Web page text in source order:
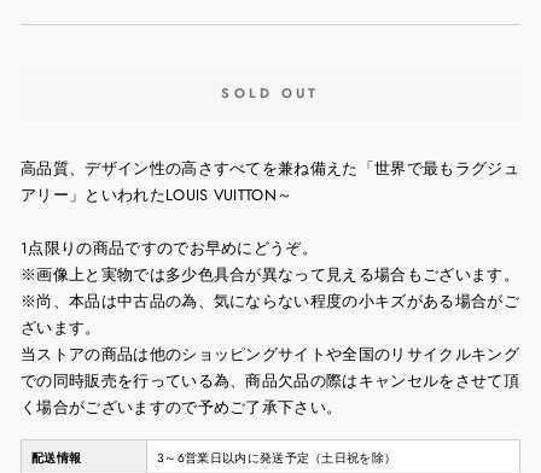
SOLD OUT
高品質、デザイン性の高さすべてを兼ね備えた「世界で最もラグジュ
アリー」といわれたLOUIS VUITTON～
1点限りの商品ですのでお早めにどうぞ。
※画像上と実物では多少色具合が異なって見える場合もございます。
※尚、本品は中古品の為、気にならない程度の小キズがある場合がご
ざいます。
当ストアの商品は他のショッピングサイトや全国のリサイクルキング
での同時販売を行っている為、商品欠品の際はキャンセルをさせて頂
く場合がございますので予めご了承下さい。
配送情報 3～6営業日以内に発送予定（土日祝を除）